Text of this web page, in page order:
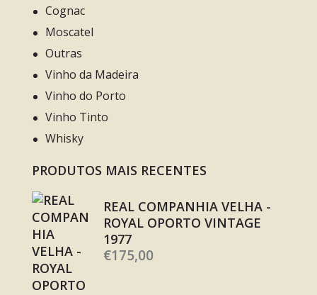
Cognac
Moscatel
Outras
Vinho da Madeira
Vinho do Porto
Vinho Tinto
Whisky
PRODUTOS MAIS RECENTES
REAL COMPANHIA VELHA -
ROYAL OPORTO VINTAGE
1977
€175,00